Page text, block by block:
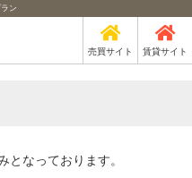
ン
売買サイト 賃貸サイト
となっております。